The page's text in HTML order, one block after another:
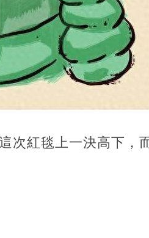
次紅毯上一決高下，